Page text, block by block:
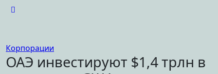
Корпорации
ОАЭ инвестируют $1,4 трлн в